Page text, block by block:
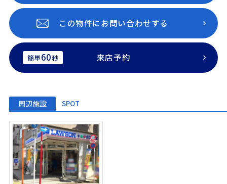
この物件にお問い合わせする
簡単60秒 来店予約
周辺施設 SPOT